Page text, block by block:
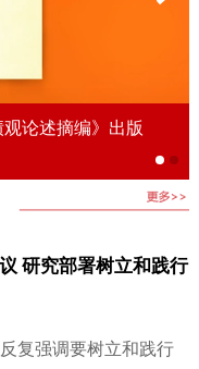
观论述摘编》出版
研究部署树立和践行
复强调要树立和践行